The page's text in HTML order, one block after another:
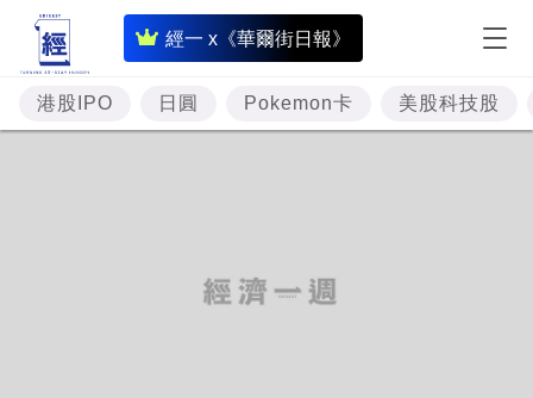
經一 x《華爾街日報》
即
時
財
經
港股IPO 日圓 Pokemon卡 美股科技股